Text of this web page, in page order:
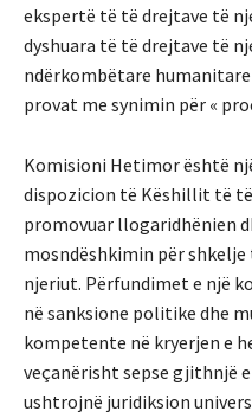
ekspertë të të drejtave të
dyshuara të të drejtave të
ndërkombëtare
provat me synimin për «
Komisioni Hetimor është
dispozicion të Këshillit të
promovuar llogaridhënien
mosndëshkimin për
njeriut. Përfundimet e një
në sanksione politike dhe
kompetente në kryerjen e
veçanërisht sepse gjithnjë
ushtrojnë juridiksion